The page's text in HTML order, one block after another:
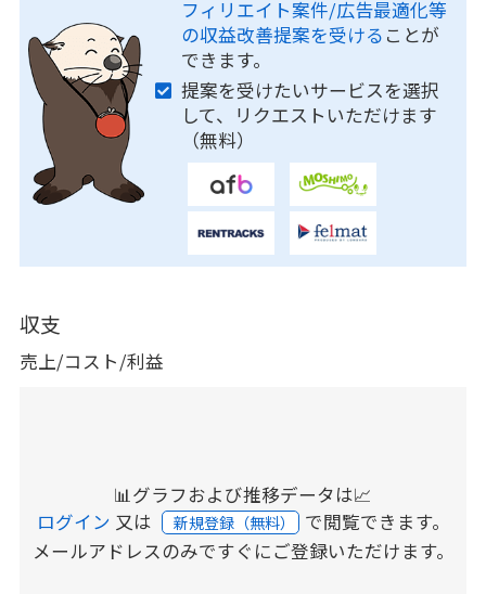
フィリエイト案件/広告最適化等
の収益改善提案を受ける ことが
できます。
提案を受けたいサービスを選択
して、リクエストいただけます
（無料）
収支
売上/コスト/利益
📊グラフおよび推移データは📈
ログイン 又は 新規登録（無料） で閲覧できます。
メールアドレスのみですぐにご登録いただけます。